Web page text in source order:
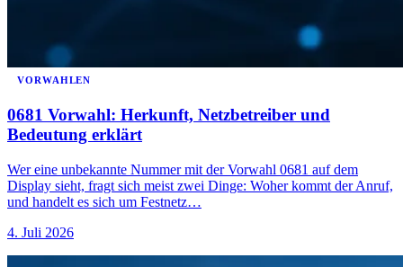
VORWAHLEN
0681 Vorwahl: Herkunft, Netzbetreiber und
Bedeutung erklärt
Wer eine unbekannte Nummer mit der Vorwahl 0681 auf dem
Display sieht, fragt sich meist zwei Dinge: Woher kommt der Anruf,
und handelt es sich um Festnetz…
4. Juli 2026